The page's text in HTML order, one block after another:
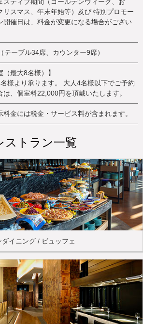
リスマス、年末年始等）及び 特別プロモー
開催日は、料金が変更になる場合がござい
テーブル34席、カウンター9席）
（最大8名様）】
様より承ります。 大人4名様以下でご予約
は、個室料22,000円を頂戴いたします。
金には税金・サービス料が含まれます。
ストラン一覧
イニング / ビュッフェ